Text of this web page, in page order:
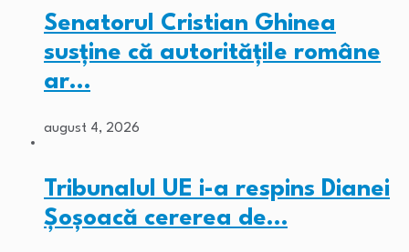
Senatorul Cristian Ghinea
susține că autoritățile române
ar…
august 4, 2026
Tribunalul UE i-a respins Dianei
Șoșoacă cererea de…